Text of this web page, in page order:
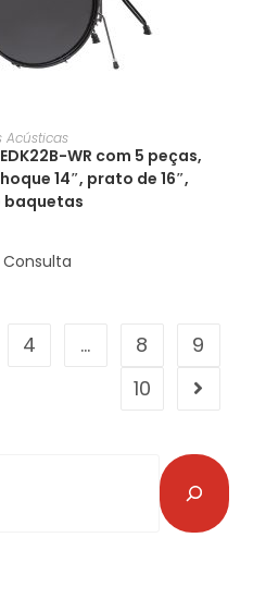
Acústicas
WR com 5 peças,
14″, prato de 16″,
baquetas
Consulta
4 … 8
9
10